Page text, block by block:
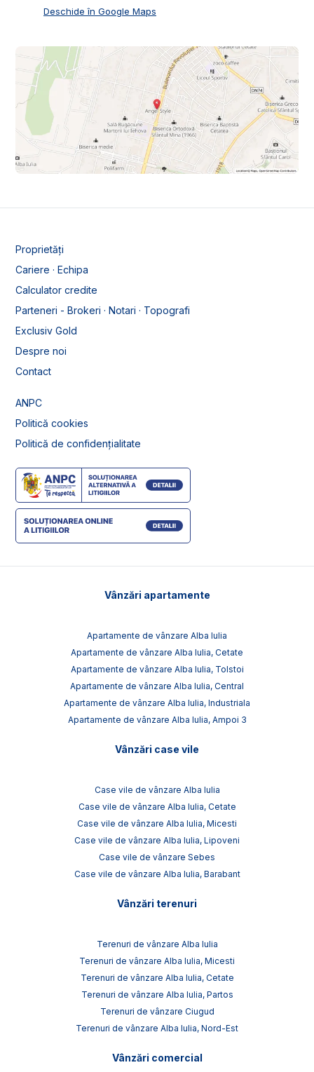
Deschide în Google Maps
Proprietăți
Cariere · Echipa
Calculator credite
Parteneri - Brokeri · Notari · Topografi
Exclusiv Gold
Despre noi
Contact
ANPC
Politică cookies
Politică de confidențialitate
Vânzări apartamente
Apartamente de vânzare Alba Iulia
Apartamente de vânzare Alba Iulia, Cetate
Apartamente de vânzare Alba Iulia, Tolstoi
Apartamente de vânzare Alba Iulia, Central
Apartamente de vânzare Alba Iulia, Industriala
Apartamente de vânzare Alba Iulia, Ampoi 3
Vânzări case vile
Case vile de vânzare Alba Iulia
Case vile de vânzare Alba Iulia, Cetate
Case vile de vânzare Alba Iulia, Micesti
Case vile de vânzare Alba Iulia, Lipoveni
Case vile de vânzare Sebes
Case vile de vânzare Alba Iulia, Barabant
Vânzări terenuri
Terenuri de vânzare Alba Iulia
Terenuri de vânzare Alba Iulia, Micesti
Terenuri de vânzare Alba Iulia, Cetate
Terenuri de vânzare Alba Iulia, Partos
Terenuri de vânzare Ciugud
Terenuri de vânzare Alba Iulia, Nord-Est
Vânzări comercial